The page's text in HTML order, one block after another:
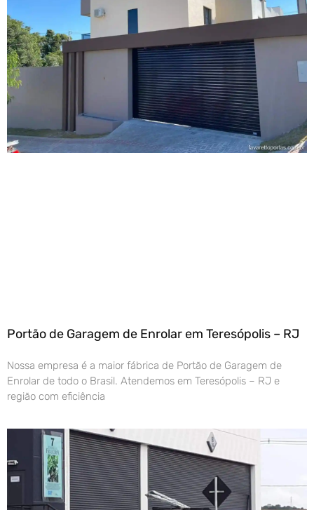
Portão de Garagem de Enrolar em Teresópolis – RJ
Nossa empresa é a maior fábrica de Portão de Garagem de
Enrolar de todo o Brasil. Atendemos em Teresópolis – RJ e
região com eficiência